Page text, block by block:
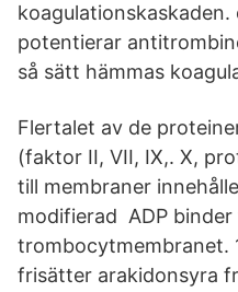
potentierar
så sätt hämmas
Flertalet av de
(faktor II, VII, IX,. X,
till membraner
modifierad ADP
trombocytmembranet.
frisätter arakidonsyra